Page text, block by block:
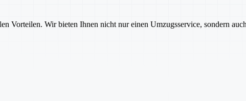
Vorteilen. Wir bieten Ihnen nicht nur einen Umzugsservice, sondern